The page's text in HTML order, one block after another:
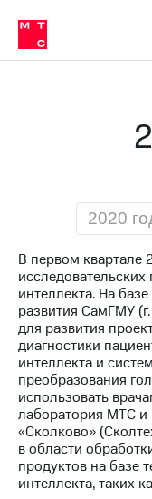
Медиа-центр
и акционерам
Устойчивое развитие
Комплаенс и деловая
компании
Правовая
Контакты
Медиа-центр
Пресс-
релизы
МТС
о
МТС
о2020
В первом квартале
исследовательских
интеллекта. На
развития СамГМУ
для развития
диагностики
интеллекта и
преобразования
использовать
лаборатория МТС и
«Сколково»
в области
продуктов на базе
интеллекта, таких